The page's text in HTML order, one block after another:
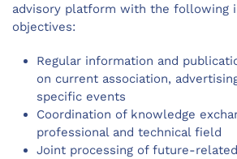
advisory platform with the following
objectives:
Regular information and
on current association,
specific events
Coordination of knowledge
professional and technical field
Joint processing of future-